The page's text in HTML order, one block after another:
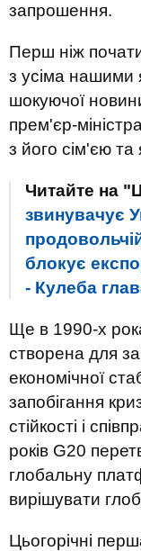
запрошення.
Перш ніж
з усіма нашими
шокуючої
прем'єр-
з його сім'єю
Читайте на
звинувачує
блокує
- Кулеба
Ще в 1990-х
створена для
економічної
запобігання
стійкості і
років G20
глобальну
вирішувати
Цьогорічні